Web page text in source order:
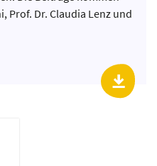
Prof. Dr. Claudia Lenz und